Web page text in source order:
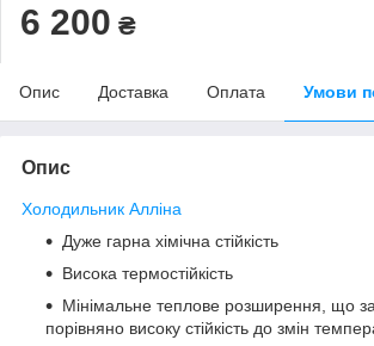
6 200 ₴
Опис Доставка Оплата Умови
Опис
Холодильник Алліна
Дуже гарна хімічна стійкість
Висока термостійкість
Мінімальне теплове розширення, що
порівняно високу стійкість до змін